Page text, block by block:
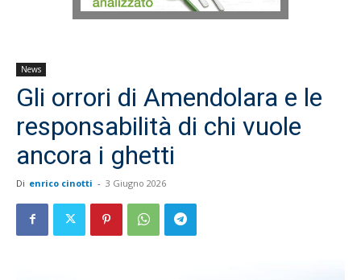
News
Gli orrori di Amendolara e le
responsabilità di chi vuole
ancora i ghetti
Di enrico cinotti - 3 Giugno 2026